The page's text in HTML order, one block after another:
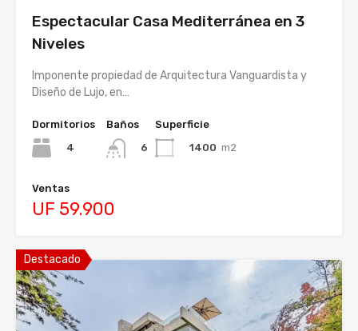
Espectacular Casa Mediterránea en 3
Niveles
Imponente propiedad de Arquitectura Vanguardista y
Diseño de Lujo, en…
Dormitorios
4
Baños
6
Superficie
1400 m2
Ventas
UF 59.900
Destacado